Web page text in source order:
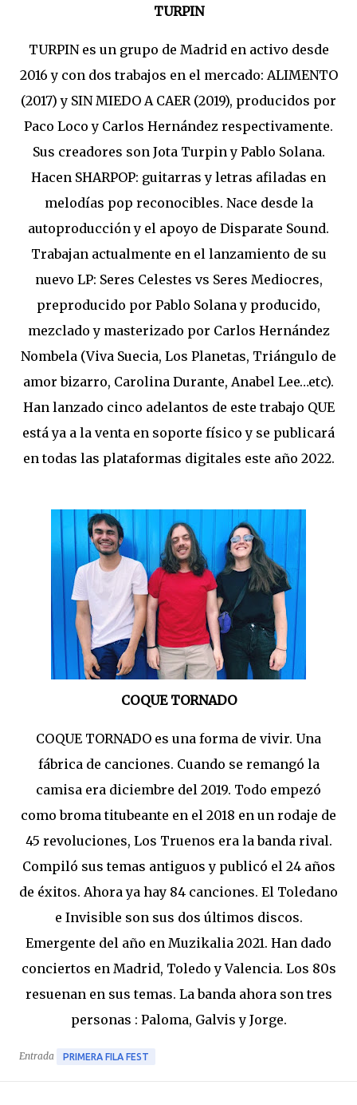
TURPIN
TURPIN es un grupo de Madrid en activo desde
2016 y con dos trabajos en el mercado: ALIMENTO
(2017) y SIN MIEDO A CAER (2019), producidos por
Paco Loco y Carlos Hernández respectivamente.
Sus creadores son Jota Turpin y Pablo Solana.
Hacen SHARPOP: guitarras y letras afiladas en
melodías pop reconocibles. Nace desde la
autoproducción y el apoyo de Disparate Sound.
Trabajan actualmente en el lanzamiento de su
nuevo LP: Seres Celestes vs Seres Mediocres,
preproducido por Pablo Solana y producido,
mezclado y masterizado por Carlos Hernández
Nombela (Viva Suecia, Los Planetas, Triángulo de
amor bizarro, Carolina Durante, Anabel Lee…etc).
Han lanzado cinco adelantos de este trabajo QUE
está ya a la venta en soporte físico y se publicará
en todas las plataformas digitales este año 2022.
COQUE TORNADO
COQUE TORNADO es una forma de vivir. Una
fábrica de canciones. Cuando se remangó la
camisa era diciembre del 2019. Todo empezó
como broma titubeante en el 2018 en un rodaje de
45 revoluciones, Los Truenos era la banda rival.
Compiló sus temas antiguos y publicó el 24 años
de éxitos. Ahora ya hay 84 canciones. El Toledano
e Invisible son sus dos últimos discos.
Emergente del año en Muzikalia 2021. Han dado
conciertos en Madrid, Toledo y Valencia. Los 80s
resuenan en sus temas. La banda ahora son tres
personas : Paloma, Galvis y Jorge.
Entrada PRIMERA FILA FEST